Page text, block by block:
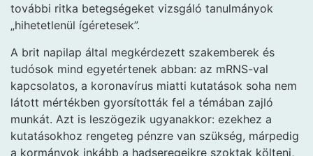
további ritka betegségeket vizsgáló tanulmányok
„hihetetlenül ígéretesek”.
A brit napilap által megkérdezett szakemberek és
tudósok mind egyetértenek abban: az mRNS-val
kapcsolatos, a koronavírus miatti kutatások soha nem
látott mértékben gyorsították fel a témában zajló
munkát. Azt is leszögezik ugyanakkor: ezekhez a
kutatásokhoz rengeteg pénzre van szükség, márpedig
a kormányok inkább a hadseregeikre szoktak költeni,